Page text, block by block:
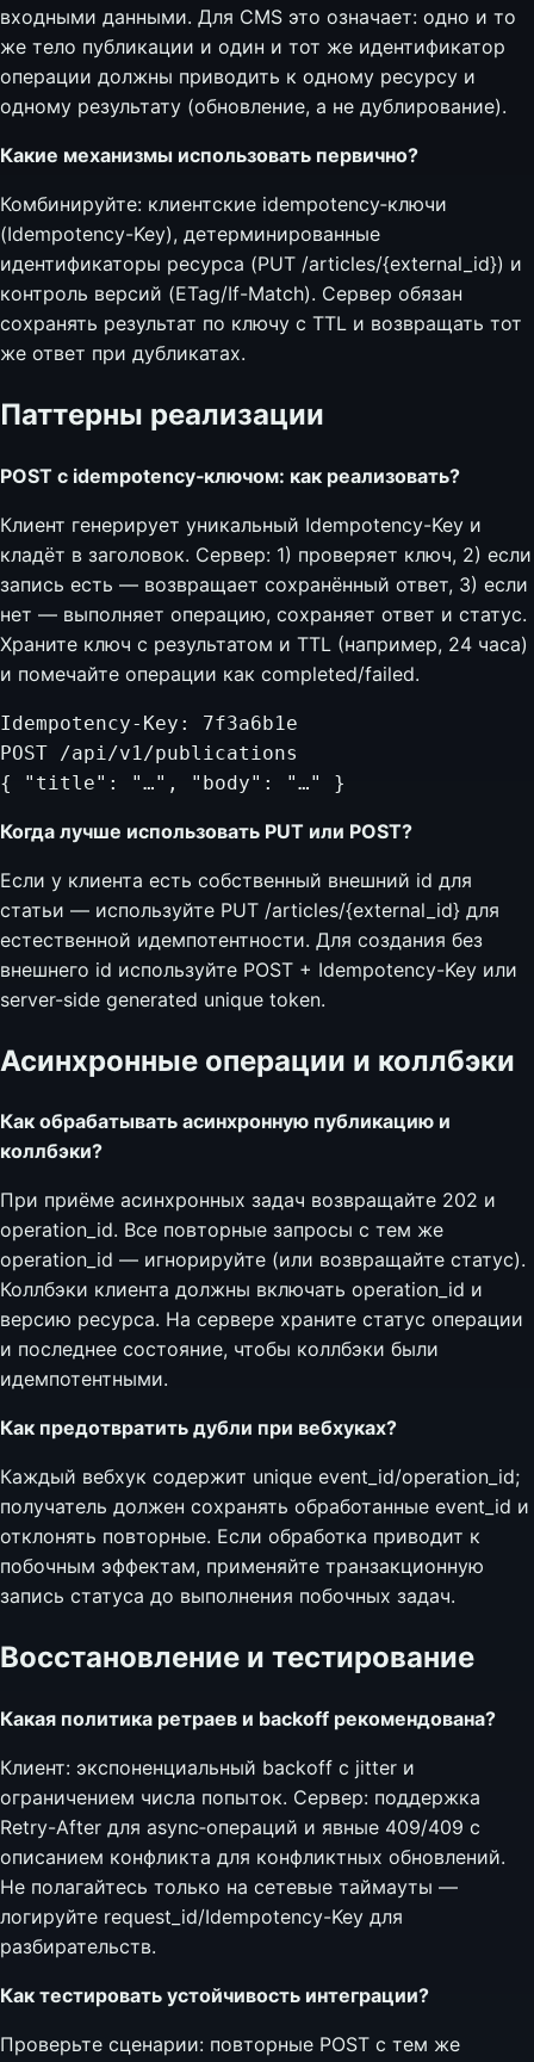
входными данными. Для CMS это означает: одно и то
же тело публикации и один и тот же идентификатор
операции должны приводить к одному ресурсу и
одному результату (обновление, а не дублирование).
Какие механизмы использовать первично?
Комбинируйте: клиентские idempotency‑ключи
(Idempotency-Key), детерминированные
идентификаторы ресурса (PUT /articles/{external_id}) и
контроль версий (ETag/If-Match). Сервер обязан
сохранять результат по ключу с TTL и возвращать тот
же ответ при дубликатах.
Паттерны реализации
POST с idempotency‑ключом: как реализовать?
Клиент генерирует уникальный Idempotency-Key и
кладёт в заголовок. Сервер: 1) проверяет ключ, 2) если
запись есть — возвращает сохранённый ответ, 3) если
нет — выполняет операцию, сохраняет ответ и статус.
Храните ключ с результатом и TTL (например, 24 часа)
и помечайте операции как completed/failed.
Idempotency-Key: 7f3a6b1e
POST /api/v1/publications
{ "title": "…", "body": "…" }
Когда лучше использовать PUT или POST?
Если у клиента есть собственный внешний id для
статьи — используйте PUT /articles/{external_id} для
естественной идемпотентности. Для создания без
внешнего id используйте POST + Idempotency-Key или
server-side generated unique token.
Асинхронные операции и коллбэки
Как обрабатывать асинхронную публикацию и
коллбэки?
При приёме асинхронных задач возвращайте 202 и
operation_id. Все повторные запросы с тем же
operation_id — игнорируйте (или возвращайте статус).
Коллбэки клиента должны включать operation_id и
версию ресурса. На сервере храните статус операции
и последнее состояние, чтобы коллбэки были
идемпотентными.
Как предотвратить дубли при вебхуках?
Каждый вебхук содержит unique event_id/operation_id;
получатель должен сохранять обработанные event_id и
отклонять повторные. Если обработка приводит к
побочным эффектам, применяйте транзакционную
запись статуса до выполнения побочных задач.
Восстановление и тестирование
Какая политика ретраев и backoff рекомендована?
Клиент: экспоненциальный backoff с jitter и
ограничением числа попыток. Сервер: поддержка
Retry-After для async‑операций и явные 409/409 с
описанием конфликта для конфликтных обновлений.
Не полагайтесь только на сетевые таймауты —
логируйте request_id/Idempotency-Key для
разбирательств.
Как тестировать устойчивость интеграции?
Проверьте сценарии: повторные POST с тем же